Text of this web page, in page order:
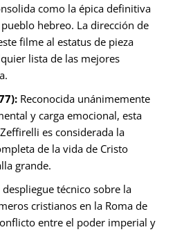
como la épica definitiva
hebreo. La dirección de
filme al estatus de pieza
lista de las mejores
Reconocida unánimemente
y carga emocional, esta
es considerada la
de la vida de Cristo
grande.
despliegue técnico sobre la
cristianos en la Roma de
entre el poder imperial y